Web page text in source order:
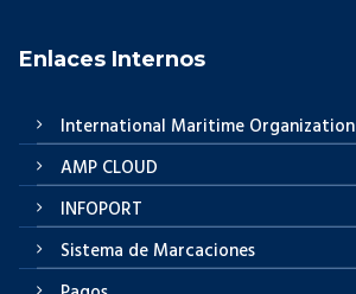
Enlaces Internos
International Maritime Organization
AMP CLOUD
INFOPORT
Sistema de Marcaciones